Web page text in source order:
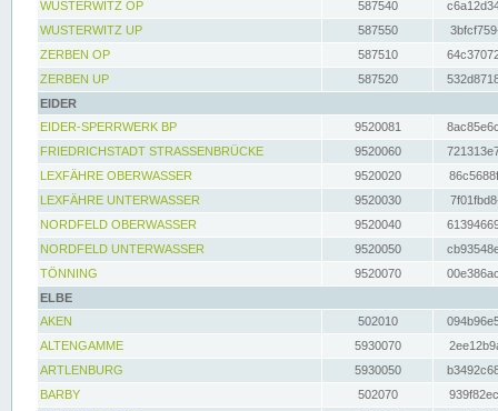
WUSTERWITZ OP
587540
WUSTERWITZ UP
587550
ZERBEN OP
587510
ZERBEN UP
587520
EIDER
EIDER-SPERRWERK BP
9520081
FRIEDRICHSTADT STRASSENBRÜCKE
9520060
LEXFÄHRE OBERWASSER
9520020
LEXFÄHRE UNTERWASSER
9520030
NORDFELD OBERWASSER
9520040
NORDFELD UNTERWASSER
9520050
TÖNNING
9520070
ELBE
AKEN
502010
ALTENGAMME
5930070
ARTLENBURG
5930050
BARBY
502070